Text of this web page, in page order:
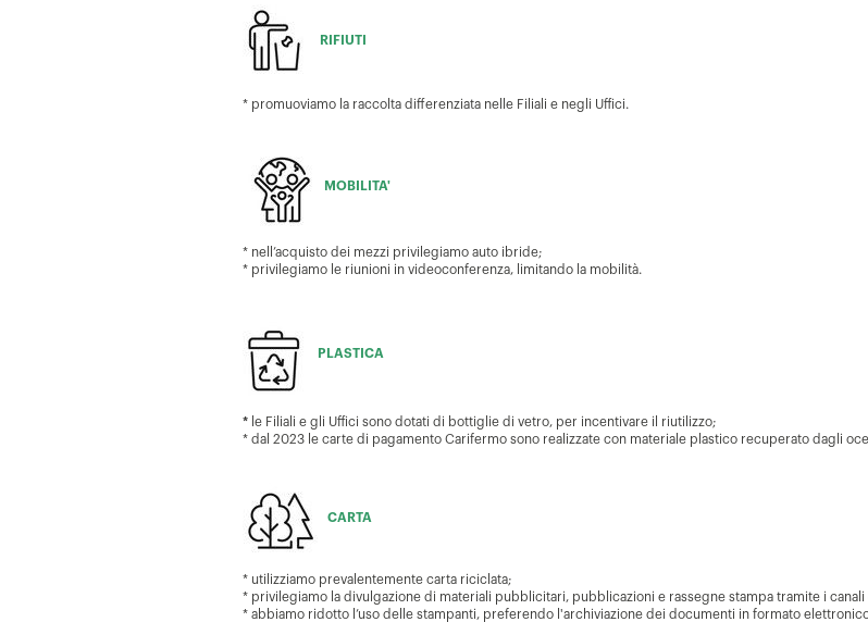
RIFIUTI
* promuoviamo la raccolta differenziata nelle Filiali e negli Uffici.
MOBILITA'
* nell’acquisto dei mezzi privilegiamo auto ibride;
* privilegiamo le riunioni in videoconferenza, limitando la mobilità.
PLASTICA
* le Filiali e gli Uffici sono dotati di bottiglie di vetro, per incentivare il riutilizzo;
* dal 2023 le carte di pagamento Carifermo sono realizzate con materiale plastico recuperato dagli
CARTA
* utilizziamo prevalentemente carta riciclata;
* privilegiamo la divulgazione di materiali pubblicitari, pubblicazioni e rassegne stampa tramite i
* abbiamo ridotto l’uso delle stampanti, preferendo l'archiviazione dei documenti in formato